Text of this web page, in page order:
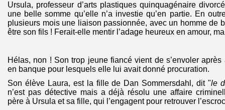
Ursula, professeur d’arts plastiques quinquagénaire
une belle somme qu’elle n’a investie qu’en partie. En
plusieurs mois une liaison passionnée, avec un homme de
être son fils ! Ferait-elle mentir l’adage heureux en amour,
Hélas, non ! Son trop jeune fiancé vient de s’envoler
en banque pour lesquels elle lui avait donné procuration.
Son élève Laura, est la fille de Dan Sommersdahl, dit "le
n’est pas détective mais a déjà résolu une affaire
père à Ursula et sa fille, qui l’engagent pour retrouver